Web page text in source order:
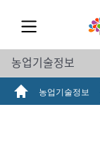
농업기술정보
농업기술정보